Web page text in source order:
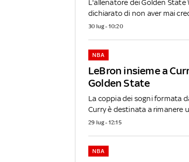
L'allenatore dei Golden State
dichiarato di non aver mai
30 lug - 10:20
LeBron insieme a
Golden State
NBA
La coppia dei sogni formata
Curry è destinata a rimanere
29 lug - 12:15
NBA